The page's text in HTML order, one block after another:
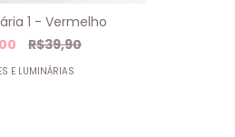
1 - Vermelho
R$39,90
E LUMINÁRIAS